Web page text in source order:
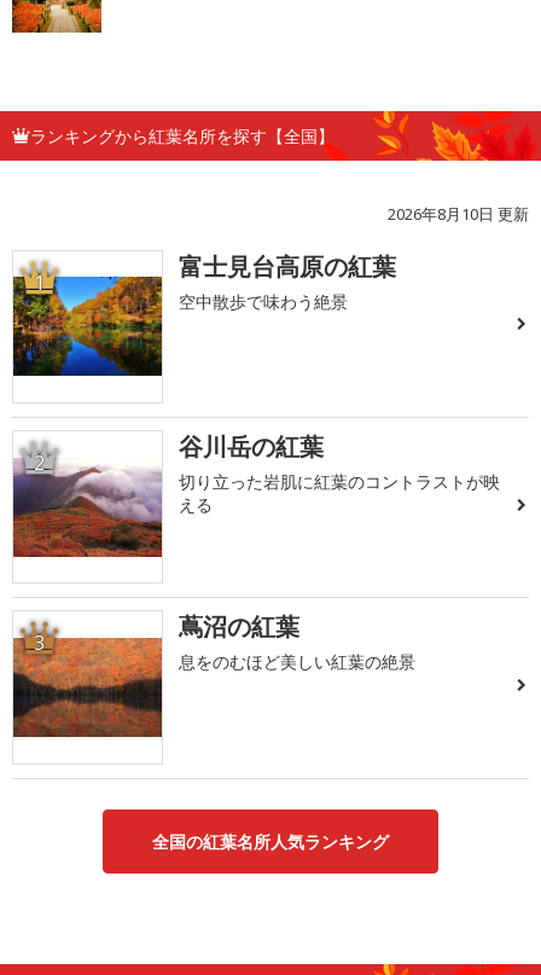
ランキングから紅葉名所を探す【全国】
2026年8月10日 更新
1 富士見台高原の紅葉
空中散歩で味わう絶景
2 谷川岳の紅葉
切り立った岩肌に紅葉のコントラストが映
える
3 蔦沼の紅葉
息をのむほど美しい紅葉の絶景
全国の紅葉名所人気ランキング